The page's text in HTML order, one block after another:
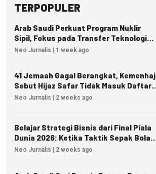
TERPOPULER
Arab Saudi Perkuat Program Nuklir
Sipil, Fokus pada Transfer Teknologi
dan Kedaulatan Energi
Neo Jurnalis | 1 week ago
41 Jemaah Gagal Berangkat, Kemenhaj
Sebut Hijaz Safar Tidak Masuk Daftar
Resmi PPIU
Neo Jurnalis | 2 weeks ago
Belajar Strategi Bisnis dari Final Piala
Dunia 2026: Ketika Taktik Sepak Bola
Menjadi Inspirasi Kesuksesan Bisnis
Neo Jurnalis | 2 weeks ago